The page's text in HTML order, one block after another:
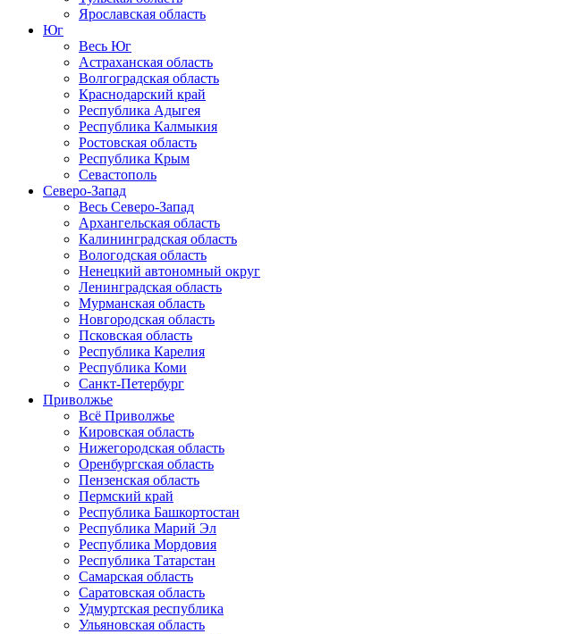
Ярославская область
Юг
Весь Юг
Астраханская область
Волгоградская область
Краснодарский край
Республика Адыгея
Республика Калмыкия
Ростовская область
Республика Крым
Севастополь
Северо-Запад
Весь Северо-Запад
Архангельская область
Калининградская область
Вологодская область
Ненецкий автономный округ
Ленинградская область
Мурманская область
Новгородская область
Псковская область
Республика Карелия
Республика Коми
Санкт-Петербург
Приволжье
Всё Приволжье
Кировская область
Нижегородская область
Оренбургская область
Пензенская область
Пермский край
Республика Башкортостан
Республика Марий Эл
Республика Мордовия
Республика Татарстан
Самарская область
Саратовская область
Удмуртская республика
Ульяновская область